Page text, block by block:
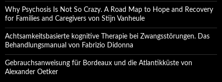
Why Psychosis Is Not So Crazy. A Road Map to Hope and Recovery
for Families and Caregivers von Stijn Vanheule
Achtsamkeitsbasierte kognitive Therapie bei Zwangsstörungen. Das
Behandlungsmanual von Fabrizio Didonna
Gebrauchsanweisung für Bordeaux und die Atlantikküste von
Alexander Oetker